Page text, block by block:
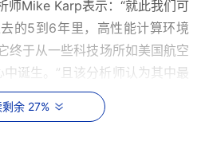
师Mike Karp表示：“就此我们可
的5到6年里，高性能计算环境
终于从一些科技场所如美国航空
诞生。”且该分析师认为其中最
和网格计算。InfiniBand从它
应用于华尔街复杂的货币兑换以
剩余 27%